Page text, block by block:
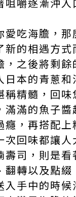
愛吃海膽，那
新的相遇方式
，之後將剩
日本的青蔥和
精髓，回味
滿滿的魚子
，再搭配上
次回味都讓人
壽司，則是
翻轉以及點綴
入手中的時候